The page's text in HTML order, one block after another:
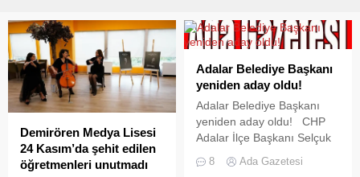
Demirören Medya Lisesi
24 Kasım’da şehit edilen
öğretmenleri unutmadı
Adalar Belediye Başkanı
yeniden aday oldu!
Adalar Belediye Başkanı
yeniden aday oldu! CHP
Adalar İlçe Başkanı Selçuk
sunan Farsakoğluna çok
8 Ada Gazetesi